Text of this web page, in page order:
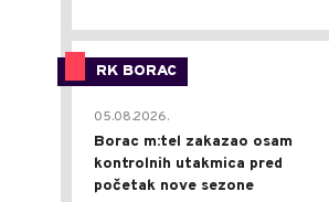
RK BORAC
05.08.2026.
Borac m:tel zakazao osam
kontrolnih utakmica pred
početak nove sezone